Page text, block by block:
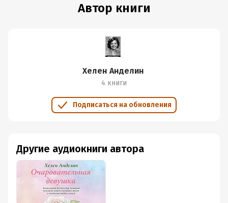
Автор книги
Хелен Анделин
4 книги
Подписаться на обновления
Другие аудиокниги автора